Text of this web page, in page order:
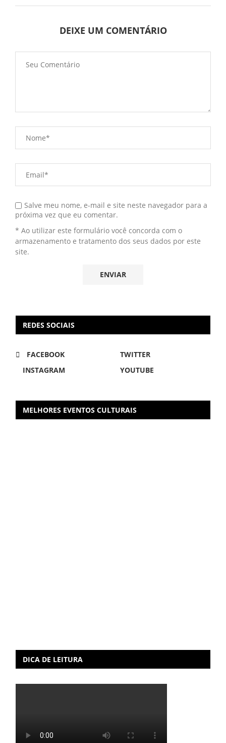
DEIXE UM COMENTÁRIO
Salve meu nome, e-mail e site neste navegador para a
próxima vez que eu comentar.
* Ao utilizar este formulário você concorda com o
armazenamento e tratamento dos seus dados por este
site.
REDES SOCIAIS
FACEBOOK
TWITTER
INSTAGRAM
YOUTUBE
MELHORES EVENTOS CULTURAIS
DICA DE LEITURA